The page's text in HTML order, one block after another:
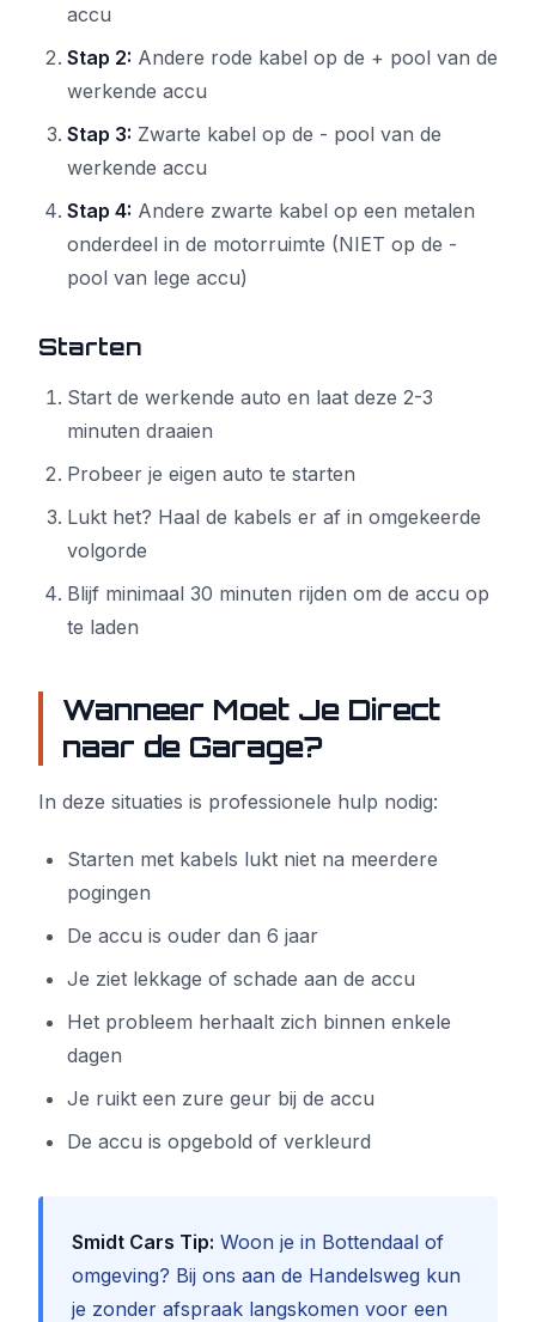
accu
Stap 2: Andere rode kabel op de + pool van de
werkende accu
Stap 3: Zwarte kabel op de - pool van de
werkende accu
Stap 4: Andere zwarte kabel op een metalen
onderdeel in de motorruimte (NIET op de -
pool van lege accu)
Starten
Start de werkende auto en laat deze 2-3
minuten draaien
Probeer je eigen auto te starten
Lukt het? Haal de kabels er af in omgekeerde
volgorde
Blijf minimaal 30 minuten rijden om de accu op
te laden
Wanneer Moet Je Direct
naar de Garage?
In deze situaties is professionele hulp nodig:
Starten met kabels lukt niet na meerdere
pogingen
De accu is ouder dan 6 jaar
Je ziet lekkage of schade aan de accu
Het probleem herhaalt zich binnen enkele
dagen
Je ruikt een zure geur bij de accu
De accu is opgebold of verkleurd
Smidt Cars Tip: Woon je in Bottendaal of
omgeving? Bij ons aan de Handelsweg kun
je zonder afspraak langskomen voor een